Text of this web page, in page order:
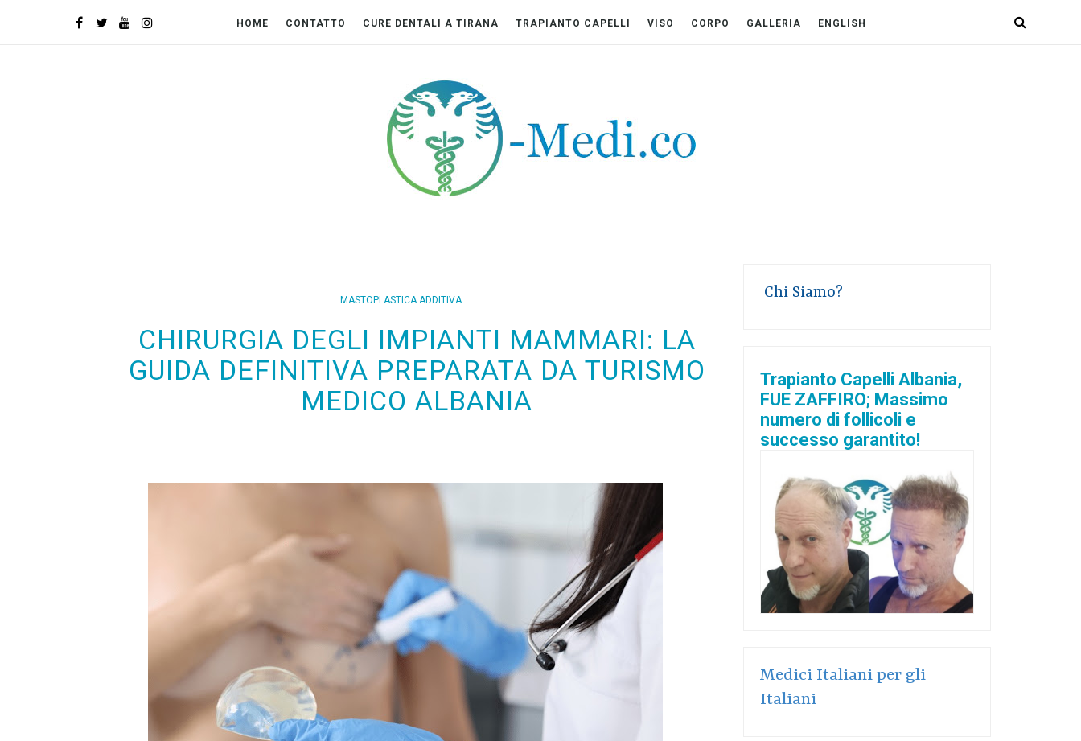
HOME CONTATTO CURE DENTALI A TIRANA TRAPIANTO CAPELLI VISO CORPO GALLERIA ENGLISH
MASTOPLASTICA ADDITIVA
CHIRURGIA DEGLI IMPIANTI MAMMARI: LA
GUIDA DEFINITIVA PREPARATA DA TURISMO
MEDICO ALBANIA
Chi Siamo?
Trapianto Capelli Albania,
FUE ZAFFIRO; Massimo
numero di follicoli e
successo garantito!
Medici Italiani per gli
Italiani